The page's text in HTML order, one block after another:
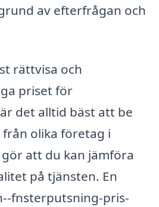
av efterfrågan och
rättvisa och
priset för
det alltid bäst att be
olika företag i
att du kan jämföra
på tjänsten. En
fnsterputsning-pris-